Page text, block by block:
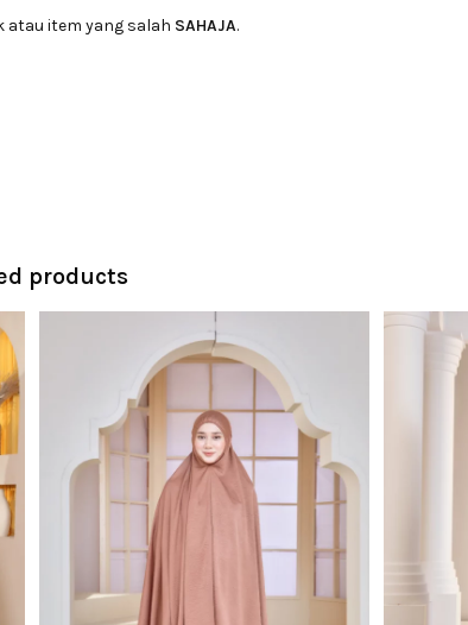
atau item yang salah SAHAJA.
products